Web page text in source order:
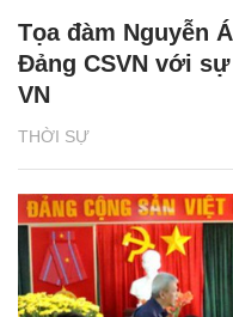
THỜI SỰ
Tọa đàm Nguyễn
Đảng CSVN với
VN